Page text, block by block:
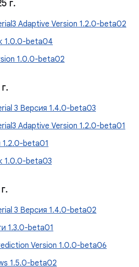
г.
Adaptive Version 1.2.0-beta02
1.0.0-beta04
1.0.0-beta02
.
3 Версия 1.4.0-beta03
Adaptive Version 1.2.0-beta01
1.2.0-beta01
1.0.0-beta03
.
3 Версия 1.4.0-beta02
1.3.0-beta01
Version 1.0.0-beta06
1.5.0-beta02